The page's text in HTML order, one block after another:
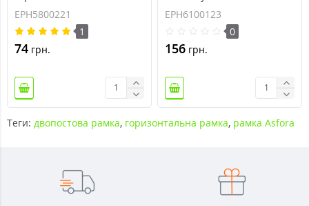
(EPH5800221)
EPH5800221
1
74 грн.
(EPH6100123)
EPH6100123
0
156 грн.
Теги: двопостова рамка, горизонтальна рамка, рамка Asfora